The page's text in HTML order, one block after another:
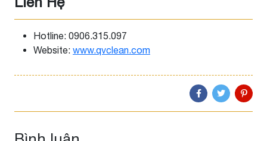
Hotline: 0906.315.097
Website: www.qvclean.com